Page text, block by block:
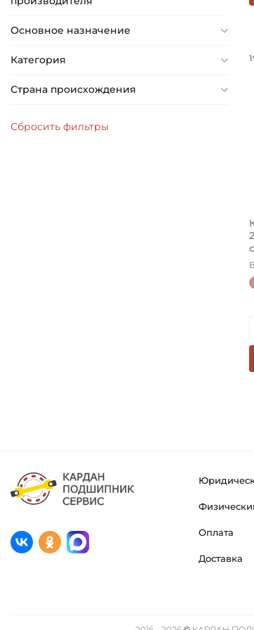
Основное назначение
Категория
Страна происхождения
Оплата
Доставка